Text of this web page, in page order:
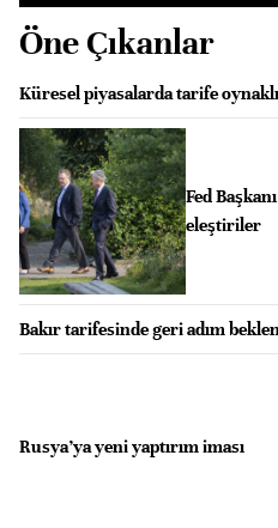
Öne Çıkanlar
Küresel piyasalarda tarife
Fed
eleştiriler
Bakır tarifesinde geri adım
Rusya’ya yeni yaptırım iması